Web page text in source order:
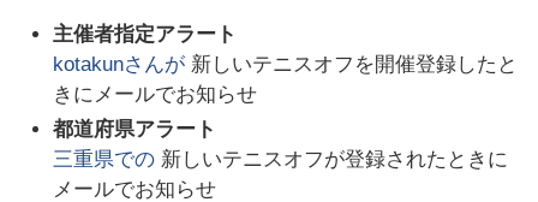
主催者指定アラート
kotakunさんが 新しいテニスオフを開催登録したと
きにメールでお知らせ
都道府県アラート
三重県での 新しいテニスオフが登録されたときに
メールでお知らせ